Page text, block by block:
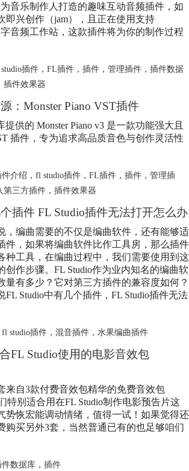
为音乐制作人打造的趣味互动音频插件，如
即兴创作（jam），且正在使用支持
音频工作站，这款插件将为你的制作过程
插件， FL插件， 插件， 管理插件， 插件数据
插件效果器
：Monster Piano VST插件
提供的 Monster Piano v3 是一款功能强大且
插件，专为追求高品质音色与创作灵活性
件介绍 ， fl studio插件， FL插件， 插件， 管理插
第三方插件 ， 插件效果器
插件 FL Studio插件无法打开怎么办
，编曲需要的不仅是编曲软件，还有能够适
件，如果将编曲软件比作工具房，那么插件
种工具，在编曲过程中，我们需要使用到这
创作步骤。FL Studio作为业内知名的编曲软
量有多少？它对第三方插件的兼容度如何？
FL Studio中有几个插件，FL Studio插件无法
fl studio插件， 混音插件， 水果编曲插件
FL Studio使用的电影音效包
来自3款付费音效包精华的免费音效包
特别适合用在FL Studio制作电影预告片这
势恢宏能调动情绪，值得一试！如果觉得还
购买另外3套，当然普通已有的也足够咱们
件数据库， 插件